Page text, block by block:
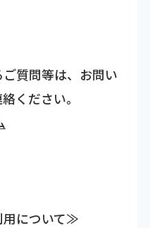
質問等は、お問い
ください。
について≫